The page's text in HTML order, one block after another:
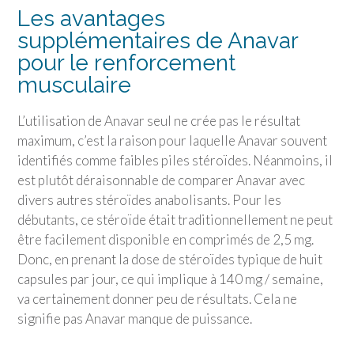
Les avantages
supplémentaires de Anavar
pour le renforcement
musculaire
L’utilisation de Anavar seul ne crée pas le résultat
maximum, c’est la raison pour laquelle Anavar souvent
identifiés comme faibles piles stéroïdes. Néanmoins, il
est plutôt déraisonnable de comparer Anavar avec
divers autres stéroïdes anabolisants. Pour les
débutants, ce stéroïde était traditionnellement ne peut
être facilement disponible en comprimés de 2,5 mg.
Donc, en prenant la dose de stéroïdes typique de huit
capsules par jour, ce qui implique à 140 mg / semaine,
va certainement donner peu de résultats. Cela ne
signifie pas Anavar manque de puissance.